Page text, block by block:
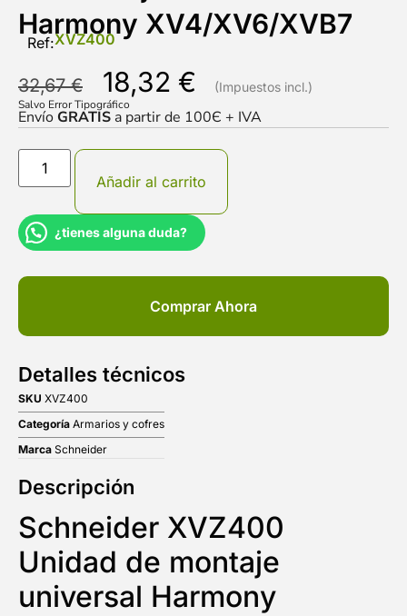
Harmony XV4/XV6/XVB7
Ref:XVZ400
32,67€ 18,32 €
Salvo Error Tipográfico
EnvíoGRATIS a partir de 100Є + IVA
Añadir al carrito
¿tienes alguna duda?
Comprar Ahora
Detalles técnicos
SKU XVZ400
Categoría Armarios y cofres
Marca Schneider
Descripción
Schneider XVZ400
Unidad de montaje
universal Harmony